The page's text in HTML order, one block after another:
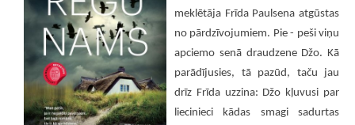
meklētāja Frīda Paulsena atgūstas
no pārdzīvojumiem. Pie - peši viņu
apciemo senā draudzene Džo. Kā
parādījusies, tā pazūd, taču jau
drīz Frīda uzzina: Džo kļuvusi par
liecinieci kādas smagi sadurtas